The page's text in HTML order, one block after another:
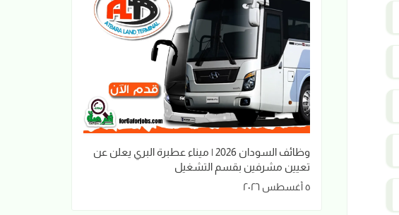
وظائف السودان 2026 | ميناء عطبرة البري يعلن عن
تعيين مشرفين بقسم التشغيل
٥ أغسطس ٢٠٢٦